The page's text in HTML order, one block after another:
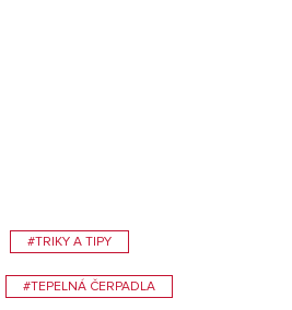
#TRIKY A TIPY
#TEPELNÁ ČERPADLA